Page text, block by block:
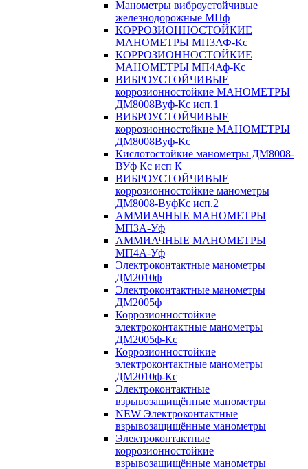
Манометры виброустойчивые
железнодорожные МПф
КОРРОЗИОННОСТОЙКИЕ
МАНОМЕТРЫ МП3АФ-Кс
КОРРОЗИОННОСТОЙКИЕ
МАНОМЕТРЫ МП4Аф-Кс
ВИБРОУСТОЙЧИВЫЕ
коррозионностойкие МАНОМЕТРЫ
ДМ8008Вуф-Кс исп.1
ВИБРОУСТОЙЧИВЫЕ
коррозионностойкие МАНОМЕТРЫ
ДМ8008Вуф-Кс
Кислотостойкие манометры ДМ8008-
ВУф Кс исп К
ВИБРОУСТОЙЧИВЫЕ
коррозионностойкие манометры
ДМ8008-ВуфКс исп.2
АММИАЧНЫЕ МАНОМЕТРЫ
МП3А-Уф
АММИАЧНЫЕ МАНОМЕТРЫ
МП4А-Уф
Электроконтактные манометры
ДМ2010ф
Электроконтактные манометры
ДМ2005ф
Коррозионностойкие
электроконтактные манометры
ДМ2005ф-Кс
Коррозионностойкие
электроконтактные манометры
ДМ2010ф-Кс
Электроконтактные
взрывозащищённые манометры
NEW Электроконтактные
взрывозащищённые манометры
Электроконтактные
коррозионностойкие
взрывозащищённые манометры